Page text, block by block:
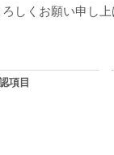
しくお願い申し上
項目